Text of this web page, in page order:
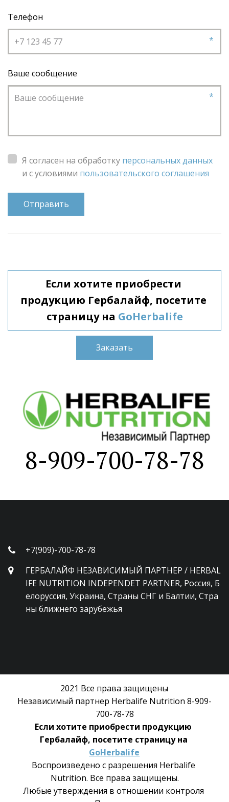
Телефон
*
Ваше сообщение
*
Я согласен на обработку персональных данных
и с условиями пользовательского соглашения
Отправить
Если хотите приобрести
продукцию Гербалайф, посетите
страницу на GoHerbalife
Заказать
8-909-700-78-78
+7(909)-700-78-78
ГЕРБАЛАЙФ НЕЗАВИСИМЫЙ ПАРТНЕР / HERBAL
IFE NUTRITION INDEPENDET PARTNER, Россия, Б
елоруссия, Украина, Страны СНГ и Балтии, Стра
ны ближнего зарубежья
2021 Все права защищены
Независимый партнер Herbalife Nutrition 8-909-
700-78-78
Если хотите приобрести продукцию
GoHerbalife
Воспроизведено с разрешения Herbalife
Nutrition. Все права защищены.
Любые утверждения в отношении контроля